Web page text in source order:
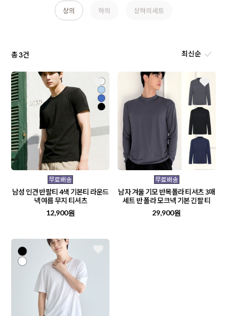
상의 하의 상하의세트
총3건
남성 인견 반팔티 4색 기본티 라운드
넥 여름 무지 티셔츠
12,900원
남자 겨울 기모 반목폴라 티셔츠 3매
세트 반 폴라 모크넥 기본 긴팔 티
29,900원